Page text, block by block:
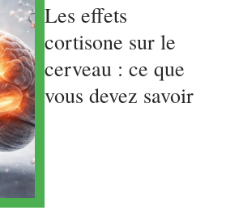
Les effets
cortisone sur le
cerveau : ce que
vous devez savoir